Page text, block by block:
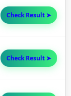
Check Result ➤
Check Result ➤